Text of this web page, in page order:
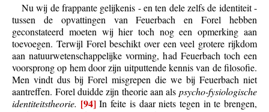
Nu wij de frappante gelijkenis - en ten dele zelfs de identiteit -
tussen de opvattingen van Feuerbach en Forel hebben
geconstateerd moeten wij hier toch nog een opmerking aan
toevoegen. Terwijl Forel beschikt over een veel grotere rijkdom
aan natuurwetenschappelijke vorming, had Feuerbach toch een
voorsprong op hem door zijn uitputtende kennis van de filosofie.
Men vindt dus bij Forel misgrepen die we bij Feuerbach niet
aantreffen. Forel duidde zijn theorie aan als psycho-fysiologische
identiteitstheorie. [94]In feite is daar niets tegen in te brengen,